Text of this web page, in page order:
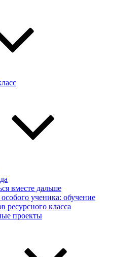
вместе дальше
ученика: обучение
ресурсного класса
проекты